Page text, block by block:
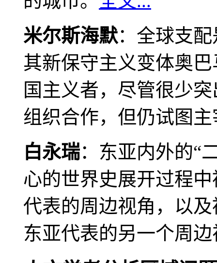
米尔斯海默：全球支
其新保守主义变体奥
国主义者，尽管很少
组织合作，但仍试图
白永瑞：东亚内外的“
心的世界史展开过程
代表的周边视角，以
东亚代表的另一个周